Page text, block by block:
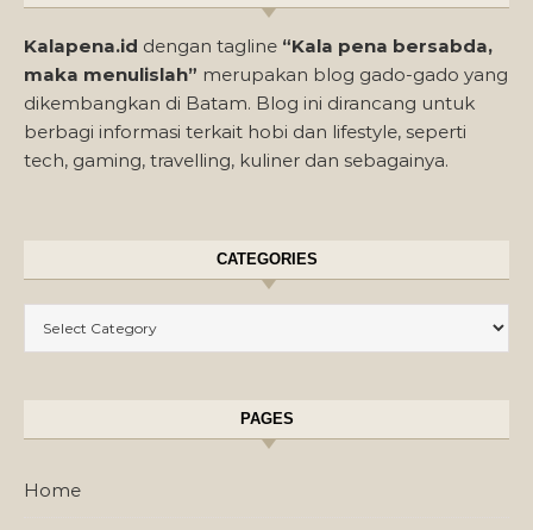
Kalapena.id dengan tagline “Kala pena bersabda,
maka menulislah” merupakan blog gado-gado yang
dikembangkan di Batam. Blog ini dirancang untuk
berbagi informasi terkait hobi dan lifestyle, seperti
tech, gaming, travelling, kuliner dan sebagainya.
CATEGORIES
PAGES
Home